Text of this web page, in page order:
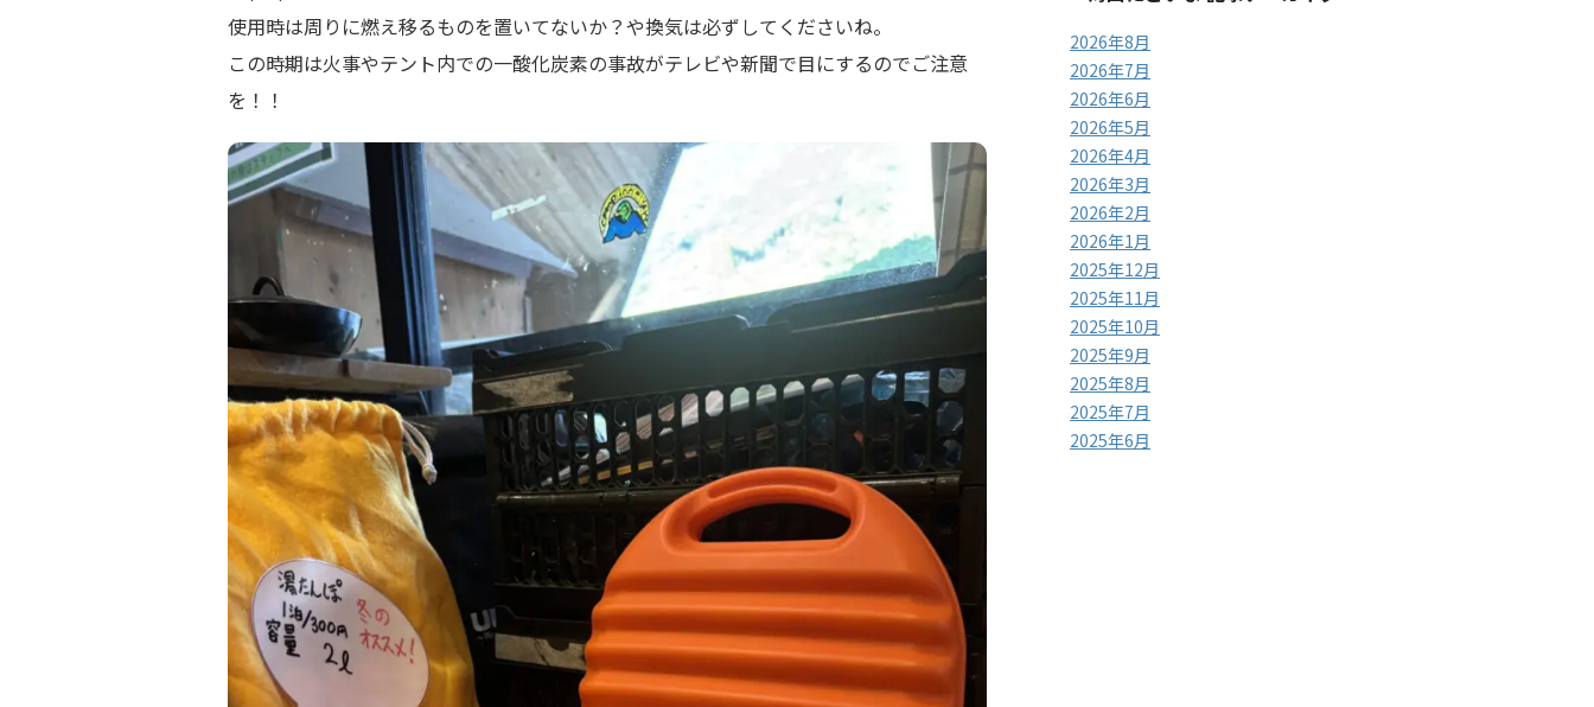
使用時は周りに燃え移るものを置いてないか？や換気は必ずしてくださいね。
この時期は火事やテント内での一酸化炭素の事故がテレビや新聞で目にするのでご注意
を！！
2026年8月
2026年7月
2026年6月
2026年5月
2026年4月
2026年3月
2026年2月
2026年1月
2025年12月
2025年11月
2025年10月
2025年9月
2025年8月
2025年7月
2025年6月